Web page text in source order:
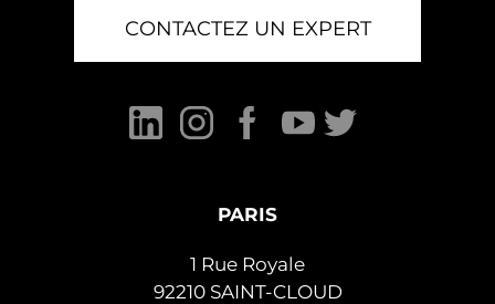
CONTACTEZ UN EXPERT
PARIS
1 Rue Royale
92210 SAINT-CLOUD